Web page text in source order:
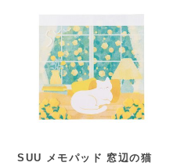
SUU メモパッド 窓辺の猫